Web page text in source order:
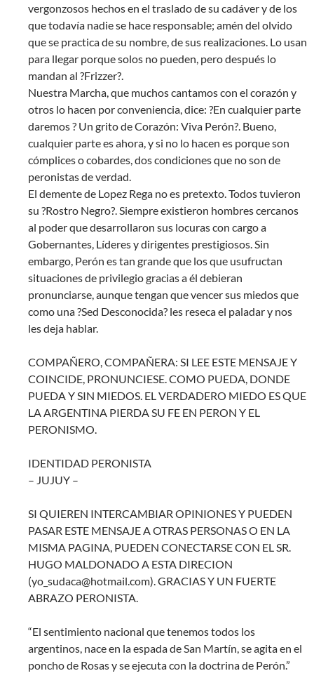
vergonzosos hechos en el traslado de su cadáver y de los
que todavía nadie se hace responsable; amén del olvido
que se practica de su nombre, de sus realizaciones. Lo usan
para llegar porque solos no pueden, pero después lo
mandan al ?Frizzer?.
Nuestra Marcha, que muchos cantamos con el corazón y
otros lo hacen por conveniencia, dice: ?En cualquier parte
daremos ? Un grito de Corazón: Viva Perón?. Bueno,
cualquier parte es ahora, y si no lo hacen es porque son
cómplices o cobardes, dos condiciones que no son de
peronistas de verdad.
El demente de Lopez Rega no es pretexto. Todos tuvieron
su ?Rostro Negro?. Siempre existieron hombres cercanos
al poder que desarrollaron sus locuras con cargo a
Gobernantes, Líderes y dirigentes prestigiosos. Sin
embargo, Perón es tan grande que los que usufructan
situaciones de privilegio gracias a él debieran
pronunciarse, aunque tengan que vencer sus miedos que
como una ?Sed Desconocida? les reseca el paladar y nos
les deja hablar.
COMPAÑERO, COMPAÑERA: SI LEE ESTE MENSAJE Y
COINCIDE, PRONUNCIESE. COMO PUEDA, DONDE
PUEDA Y SIN MIEDOS. EL VERDADERO MIEDO ES QUE
LA ARGENTINA PIERDA SU FE EN PERON Y EL
PERONISMO.
IDENTIDAD PERONISTA
– JUJUY –
SI QUIEREN INTERCAMBIAR OPINIONES Y PUEDEN
PASAR ESTE MENSAJE A OTRAS PERSONAS O EN LA
MISMA PAGINA, PUEDEN CONECTARSE CON EL SR.
HUGO MALDONADO A ESTA DIRECION
(yo_sudaca@hotmail.com). GRACIAS Y UN FUERTE
ABRAZO PERONISTA.
“El sentimiento nacional que tenemos todos los
argentinos, nace en la espada de San Martín, se agita en el
poncho de Rosas y se ejecuta con la doctrina de Perón.”